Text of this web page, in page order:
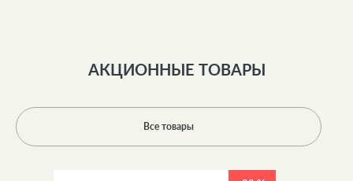
АКЦИОННЫЕ ТОВАРЫ
Все товары